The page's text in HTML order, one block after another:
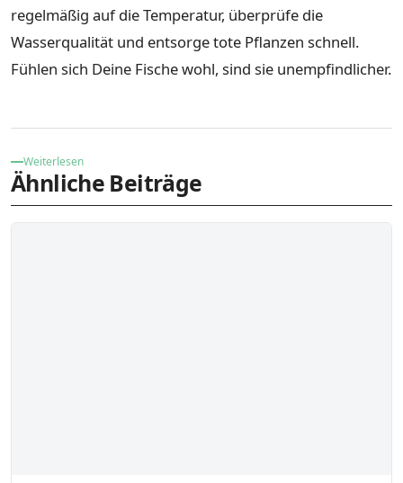
regelmäßig auf die Temperatur, überprüfe die
Wasserqualität und entsorge tote Pflanzen schnell.
Fühlen sich Deine Fische wohl, sind sie unempfindlicher.
Weiterlesen
Ähnliche Beiträge